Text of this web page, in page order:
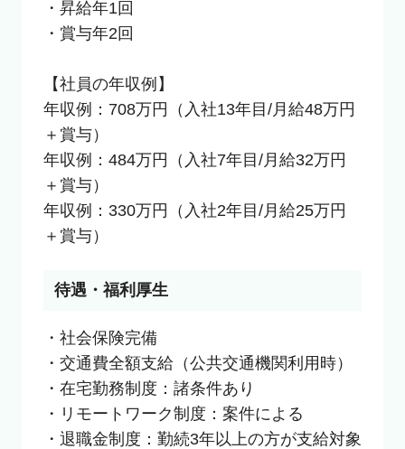
・昇給年1回
・賞与年2回
【社員の年収例】
年収例：708万円（入社13年目/月給48万円
＋賞与）
年収例：484万円（入社7年目/月給32万円
＋賞与）
年収例：330万円（入社2年目/月給25万円
＋賞与）
待遇・福利厚生
・社会保険完備
・交通費全額支給（公共交通機関利用時）
・在宅勤務制度：諸条件あり
・リモートワーク制度：案件による
・退職金制度：勤続3年以上の方が支給対象